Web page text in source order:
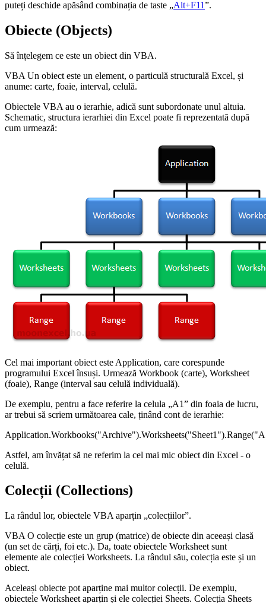
puteți deschide apăsând combinația de taste „Alt+F11”.
Obiecte (Objects)
Să înțelegem ce este un obiect din VBA.
VBA Un obiect este un element, o particulă structurală Excel, și
anume: carte, foaie, interval, celulă.
Obiectele VBA au o ierarhie, adică sunt subordonate unul altuia.
Schematic, structura ierarhiei din Excel poate fi reprezentată după
cum urmează:
Cel mai important obiect este Application, care corespunde
programului Excel însuși. Urmează Workbook (carte), Worksheet
(foaie), Range (interval sau celulă individuală).
De exemplu, pentru a face referire la celula „A1” din foaia de lucru,
ar trebui să scriem următoarea cale, ținând cont de ierarhie:
Astfel, am învățat să ne referim la cel mai mic obiect din Excel - o
celulă.
Colecții (Collections)
La rândul lor, obiectele VBA aparțin „colecțiilor”.
VBA O colecție este un grup (matrice) de obiecte din aceeași clasă
(un set de cărți, foi etc.). Da, toate obiectele Worksheet sunt
elemente ale colecției Worksheets. La rândul său, colecția este și un
obiect.
Aceleași obiecte pot aparține mai multor colecții. De exemplu,
obiectele Worksheet aparțin și ele colecției Sheets. Colecția Sheets